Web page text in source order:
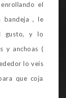
el
bandeja , le
gusto, y lo
y anchoas (
lo veis
que coja